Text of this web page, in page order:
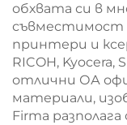
обхвата си в
съвместимост
принтери и
RICOH, Kyocera,
отлични ОА
материали,
Firma